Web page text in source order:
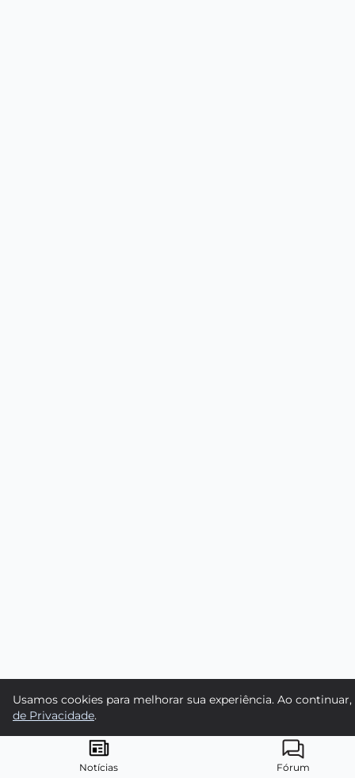
Notícias Fórum
Usamos cookies para melhorar sua experiência. Ao
de Privacidade.